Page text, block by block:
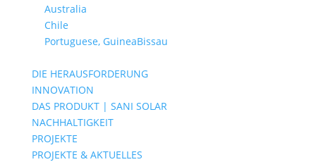
Australia
Chile
Portuguese, GuineaBissau
DIE HERAUSFORDERUNG
INNOVATION
DAS PRODUKT | SANI SOLAR
NACHHALTIGKEIT
PROJEKTE
PROJEKTE & AKTUELLES